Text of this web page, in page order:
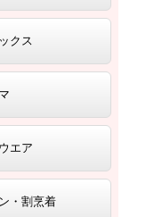
クス
エア
・割烹着